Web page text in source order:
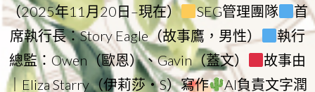
（2025年11月20日–現在）
SEG管理團隊
首
席執行長：Story Eagle（故事鷹，男性）
執行
總監：Owen（歐恩）、Gavin（蓋文）
故事由
｜Eliza Starry（伊莉莎・S）寫作
AI負責文字潤